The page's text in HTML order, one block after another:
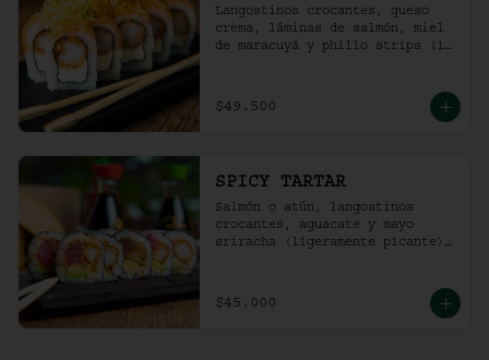
Langostinos crocantes, queso
crema, láminas de salmón, miel
de maracuyá y phillo strips (10
$49.500
SPICY TARTAR
Salmón o atún, langostinos
crocantes, aguacate y mayo
sriracha (ligeramente picante).
$45.000